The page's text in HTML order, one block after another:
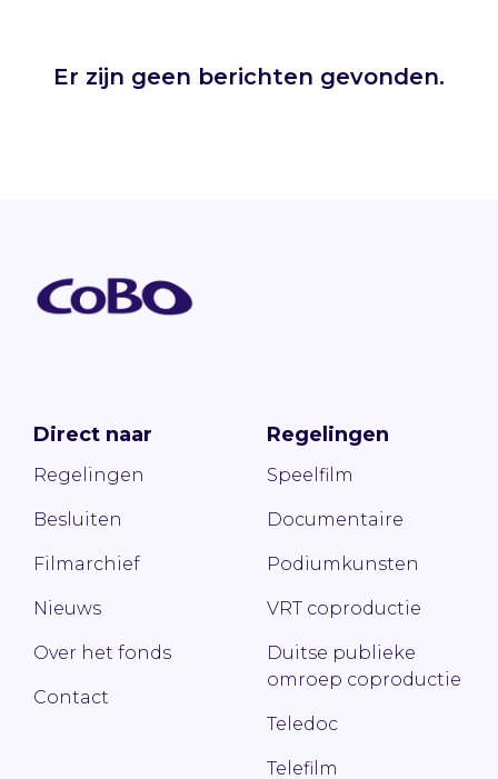
Er zijn geen berichten gevonden.
Direct naar
Regelingen
Besluiten
Filmarchief
Nieuws
Over het fonds
Contact
Regelingen
Speelfilm
Documentaire
Podiumkunsten
VRT coproductie
Duitse publieke
omroep coproductie
Teledoc
Telefilm